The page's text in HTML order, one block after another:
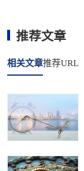
推荐文章
相关文章推荐URL